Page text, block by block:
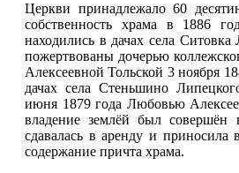
Церкви принадлежало 60
собственность храма в 1886
находились в дачах села
пожертвованы дочерью
Алексеевной Тольской 3 ноября
дачах села Стеньшино
июня 1879 года Любовью
владение землёй был совершён
сдавалась в аренду и приносила
содержание причта храма.